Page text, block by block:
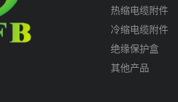
热缩电缆附件
冷缩电缆附件
绝缘保护盒
其他产品